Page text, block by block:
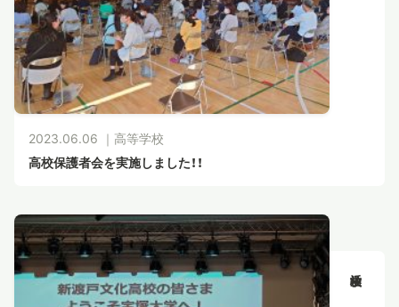
2023.06.06 ｜ 高等学校
高校保護者会を実施しました！！